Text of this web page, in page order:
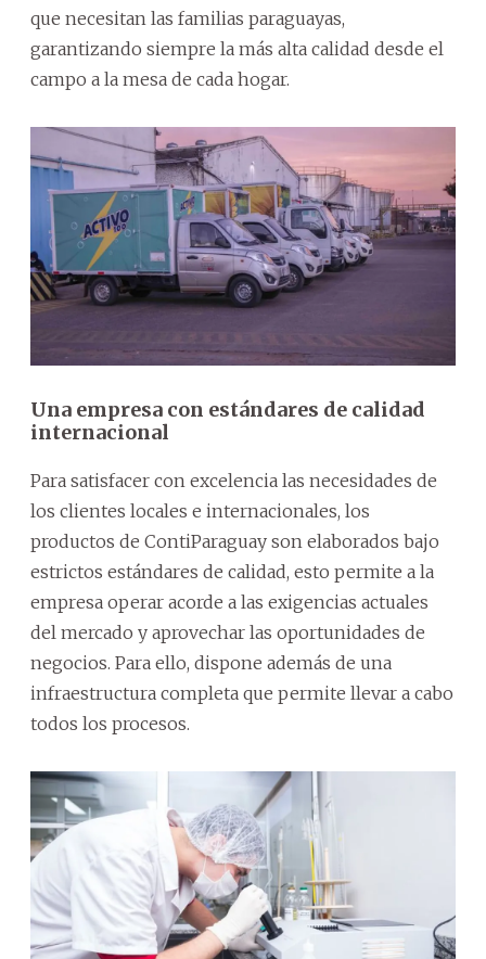
que necesitan las familias paraguayas,
garantizando siempre la más alta calidad desde el
campo a la mesa de cada hogar.
Una empresa con estándares de calidad
internacional
Para satisfacer con excelencia las necesidades de
los clientes locales e internacionales, los
productos de ContiParaguay son elaborados bajo
estrictos estándares de calidad, esto permite a la
empresa operar acorde a las exigencias actuales
del mercado y aprovechar las oportunidades de
negocios. Para ello, dispone además de una
infraestructura completa que permite llevar a cabo
todos los procesos.